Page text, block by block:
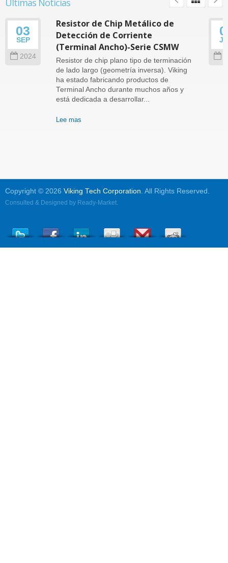
Últimas Noticias
03
SEP
2024
Resistor de Chip Metálico de
Detección de Corriente
(Terminal Ancho)-Serie CSMW
Resistor de chip plano tipo de terminación
de lado largo (geometría inversa). Viking
ha estado fabricando productos de
Terminal Ancho durante muchos años y
está dedicada a desarrollar...
Lee mas
Copyright © 2026 Viking Tech Corporation . All Rights Reserved.
Consulted & Designed by Ready-Market.